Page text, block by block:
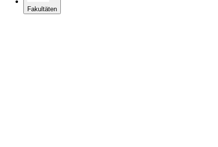
Fakultäten